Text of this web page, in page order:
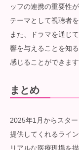
ッフの連携の重要性
テーマとして視聴者
また、ドラマを通じ
響を与えることを知
感じることができます
まとめ
2025年1月からスタ
提供してくれるライ
リアルな医療現場を